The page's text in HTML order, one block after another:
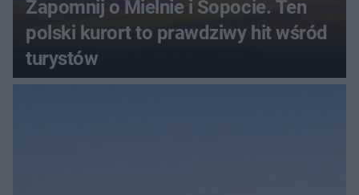
Zapomnij o Mielnie i Sopocie. Ten
polski kurort to prawdziwy hit wśród
turystów